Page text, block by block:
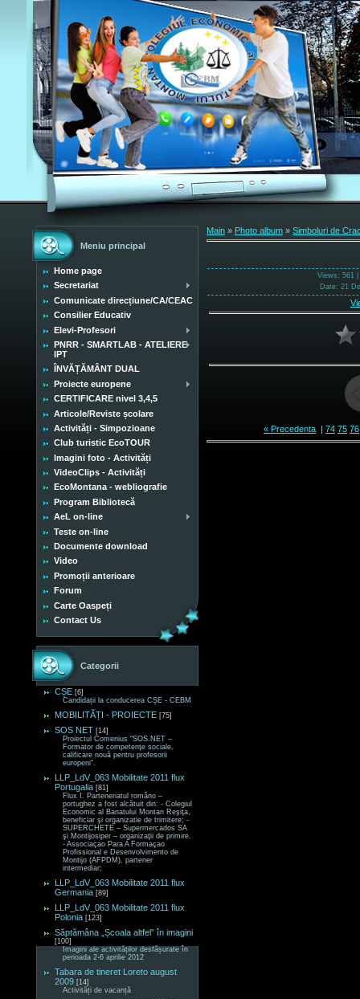
Meniu principal
Home page
Secretariat
Comunicate direcțiune/CA/CEAC
Consilier Educativ
Elevi-Profesori
PNRR - SMARTLAB - ATELIERE
IPT
ÎNVĂȚĂMÂNT DUAL
Proiecte europene
CERTIFICARE nivel 3,4,5
Articole/Reviste școlare
Activități - Simpozioane
Club turistic EcoTOUR
Imagini foto - Activități
VideoClips - Activități
EcoMontana - webliografie
Program Bibliotecă
AeL on-line
Teste on-line
Documente download
Video
Promoții anterioare
Forum
Carte Oaspeți
Contact Us
Categorii
CȘE [6]
Candidații la conducerea CȘE - CEBM
MOBILITĂȚI - PROIECTE [75]
SOS NET [14]
Proiectul Comenius “SOS.NET –
Formator de competenţe sociale,
calificare nouă pentru profesorii
europeni“.
LLP_LdV_063 Mobilitate 2011 flux
Portugalia [81]
Flux I. Parteneriatul româno –
portughez a fost alcătuit din: - Colegiul
Economic al Banatului Montan Reşiţa,
beneficiar şi organizatie de trimitere; -
SUPERCHETE – Supermercados SA
şi Montijosiper – organizaţii de primire.
- Associaçao Para A Formaçao
Profissional e Desenvolvimento de
Montijo (AFPDM), partener
intermediar;
LLP_LdV_063 Mobilitate 2011 flux
Germania [89]
LLP_LdV_063 Mobilitate 2011 flux
Polonia [123]
Săptămâna „Școala altfel” în imagini
[100]
Imagini ale activităților desfășurate în
perioada 2-6 aprilie 2012
Tabara de tineret Loreto august
2009 [14]
Activități de vacanță
Main » Photo album » Simboluri de
Views: 561 |
Date: 21
« Precedenta | 74 75 76